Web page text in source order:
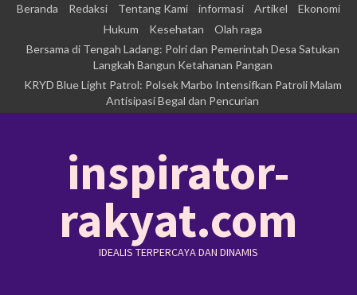
Skip
content
Beranda Redaksi Tentang Kami informasi Artikel
Ekonomi
Hukum
Kesehatan
Olah raga
Bersama di Tengah Ladang: Polri dan Pemerintah Desa Satukan
Langkah Bangun Ketahanan Pangan
KRYD Blue Light Patrol: Polsek Marbo Intensifkan Patroli Malam
Antisipasi Begal dan Pencurian
inspirator-
rakyat.com
IDEALIS TERPERCAYA DAN DINAMIS